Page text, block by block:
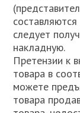
следует
накладную.
Претензии к
товара в
можете
товара